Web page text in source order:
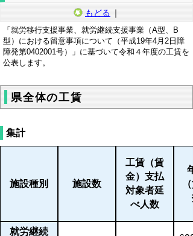
もどる ｜
「就労移行支援事業、就労継続支援事業（A型、B
型）における留意事項について（平成19年4月2日障
障発第0402001号）」に基づいて令和４年度の工賃を
公表します。
県全体の工賃
集計
施設種別 施設数
工賃（賃
金）支払
対象者延
べ人数
就労継続